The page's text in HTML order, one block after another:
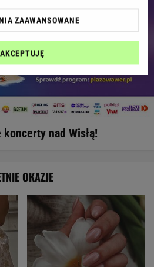
nad Wisłą!
OKAZJE
ZAAWANSOWANE
AKCEPTUJĘ